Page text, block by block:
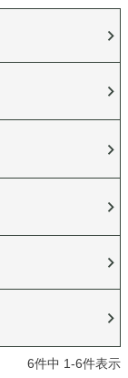
6件中 1-6件表示